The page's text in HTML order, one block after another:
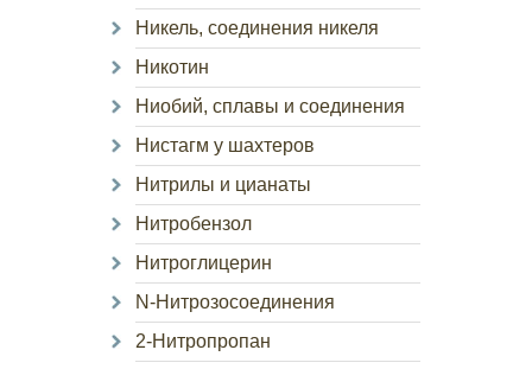
Никель, соединения никеля
Никотин
Ниобий, сплавы и соединения
Нистагм у шахтеров
Нитрилы и цианаты
Нитробензол
Нитроглицерин
N-Нитрозосоединения
2-Нитропропан